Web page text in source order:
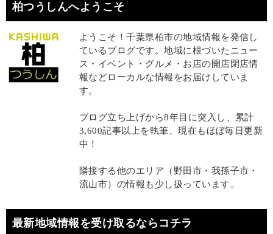
柏つうしんへようこそ
ようこそ！千葉県柏市の地域情報を発信し
ているブログです。地域に根づいたニュー
ス・イベント・グルメ・お店の開店閉店情
報などローカルな情報をお届けしていま
す。
ブログ立ち上げから8年目に突入し、累計
3,600記事以上を執筆、現在もほぼ毎日更新
中！
隣接する他のエリア（野田市・我孫子市・
流山市）の情報も少し扱っています。
最新地域情報を受け取るならコチラ